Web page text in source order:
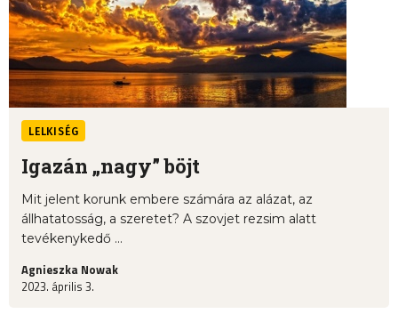
LELKISÉG
Igazán „nagy” böjt
Mit jelent korunk embere számára az alázat, az
állhatatosság, a szeretet? A szovjet rezsim alatt
tevékenykedő ...
Agnieszka Nowak
2023. április 3.